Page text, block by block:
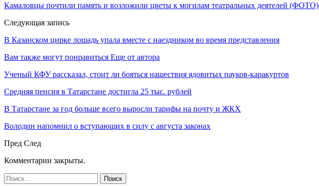
Камаловцы почтили память и возложили цветы к могилам театральных деятелей (ФОТО)
Следующая запись
В Казанском цирке лошадь упала вместе с наездником во время представления
Вам также могут понравиться Еще от автора
Ученый КФУ рассказал, стоит ли бояться нашествия ядовитых пауков-каракуртов
Средняя пенсия в Татарстане достигла 25 тыс. рублей
В Татарстане за год больше всего выросли тарифы на почту и ЖКХ
Володин напомнил о вступающих в силу с августа законах
Пред След
Комментарии закрыты.